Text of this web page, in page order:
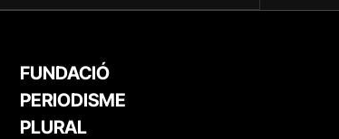
FUNDACIÓ
PERIODISME
PLURAL